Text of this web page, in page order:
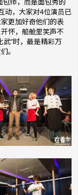
包师，而是面包秀的
动，大家对4位演员已
更加好奇他们的表
怀，船舱里笑声不
武”时，最是精彩万
。